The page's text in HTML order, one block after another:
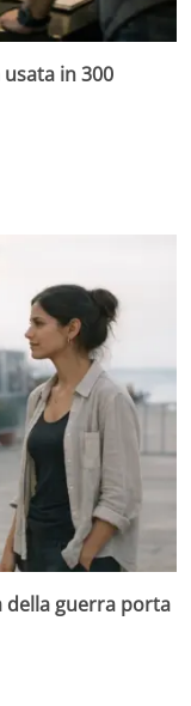
usata in 300
della guerra porta